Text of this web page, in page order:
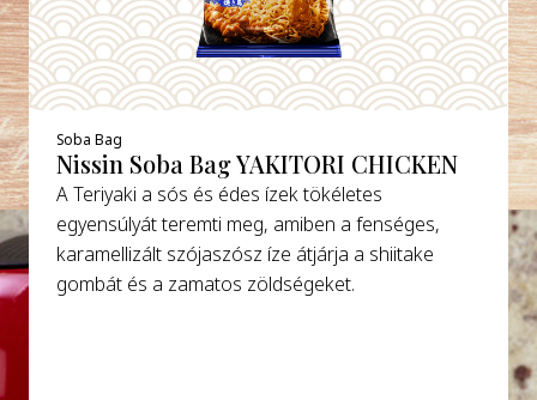
Soba Bag
Nissin Soba Bag YAKITORI CHICKEN
A Teriyaki a sós és édes ízek tökéletes
egyensúlyát teremti meg, amiben a fenséges,
karamellizált szójaszósz íze átjárja a shiitake
gombát és a zamatos zöldségeket.